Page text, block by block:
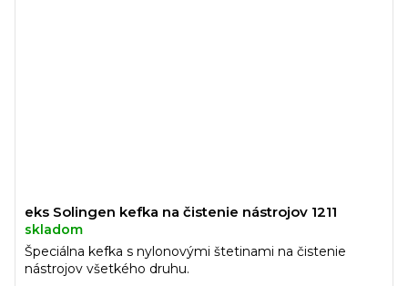
eks Solingen kefka na čistenie nástrojov 1211
skladom
Špeciálna kefka s nylonovými štetinami na čistenie
nástrojov všetkého druhu.